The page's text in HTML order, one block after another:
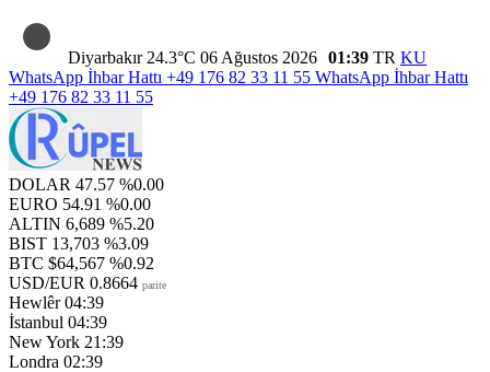
Diyarbakır 24.3°C 06 Ağustos 2026 01:39 TR KU
WhatsApp İhbar Hattı +49 176 82 33 11 55 WhatsApp İhbar Hattı
+49 176 82 33 11 55
DOLAR 47.57 %0.00
EURO 54.91 %0.00
ALTIN 6,689 %5.20
BIST 13,703 %3.09
BTC $64,567 %0.92
USD/EUR 0.8664 parite
Hewlêr 04:39
İstanbul 04:39
New York 21:39
Londra 02:39